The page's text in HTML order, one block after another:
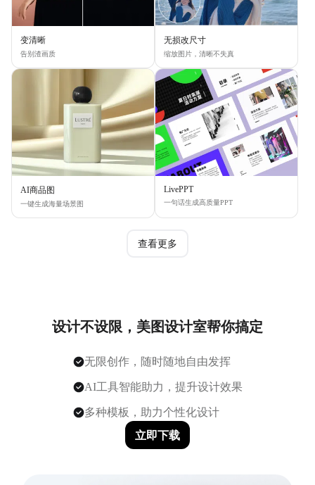
变清晰
告别渣画质
无损改尺寸
缩放图片，清晰不失真
AI商品图
一键生成海量场景图
LivePPT
一句话生成高质量PPT
查看更多
设计不设限，美图设计室帮你搞定
无限创作，随时随地自由发挥
AI工具智能助力，提升设计效果
多种模板，助力个性化设计
立即下载